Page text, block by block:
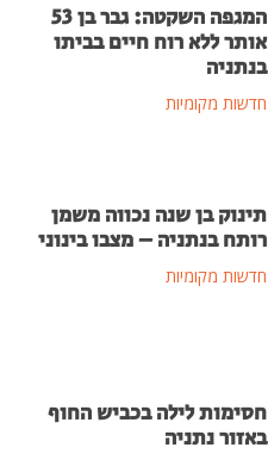
המגפה השקטה: גבר בן 53
אותר ללא רוח חיים בביתו
בנתניה
חדשות מקומיות
תינוק בן שנה נכווה משמן
רותח בנתניה – מצבו בינוני
חדשות מקומיות
חסימות לילה בכביש החוף
באזור נתניה